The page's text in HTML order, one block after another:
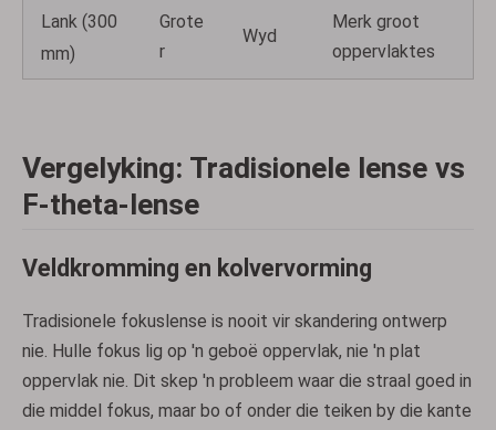
Lank (300
mm)
Grote
r
Wyd
Merk groot
oppervlaktes
Vergelyking: Tradisionele lense vs
F-theta-lense
Veldkromming en kolvervorming
Tradisionele fokuslense is nooit vir skandering ontwerp
nie. Hulle fokus lig op 'n geboë oppervlak, nie 'n plat
oppervlak nie. Dit skep 'n probleem waar die straal goed in
die middel fokus, maar bo of onder die teiken by die kante